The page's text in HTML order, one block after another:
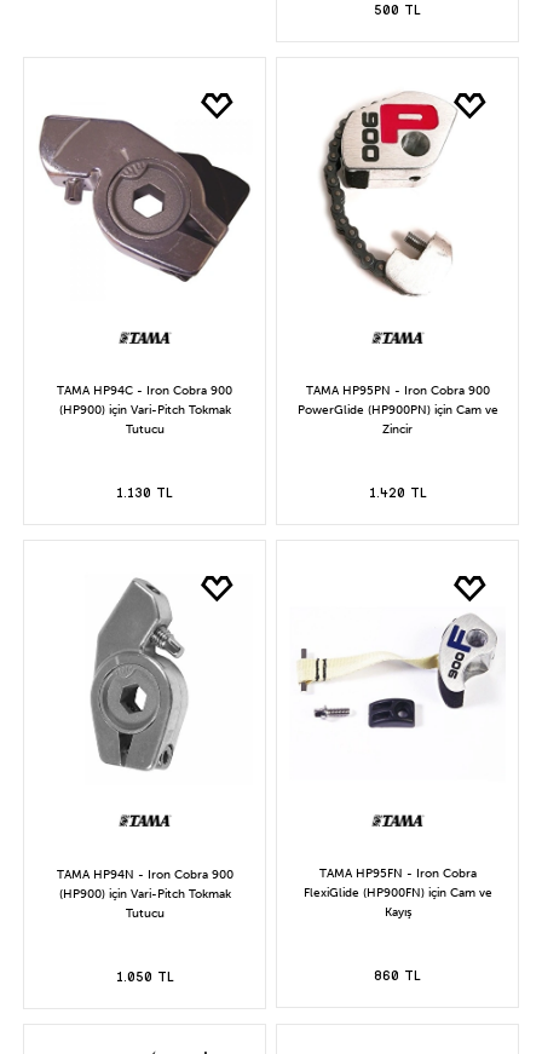
500 TL
TAMA HP94C - Iron Cobra 900
(HP900) için Vari-Pitch Tokmak
Tutucu
1.130 TL
TAMA HP95PN - Iron Cobra 900
PowerGlide (HP900PN) için Cam ve
Zincir
1.420 TL
TAMA HP94N - Iron Cobra 900
(HP900) için Vari-Pitch Tokmak
Tutucu
1.050 TL
TAMA HP95FN - Iron Cobra
FlexiGlide (HP900FN) için Cam ve
Kayış
860 TL